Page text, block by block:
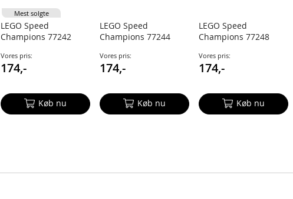
LEGO Speed
Champions 77242
racerbil
Vores pris:
174,-
Køb nu
Mest solgte
LEGO Speed
Champions 77244
W15-racerbil
Vores pris:
174,-
Køb nu
LEGO Speed
Champions 77248
A524-racerbil
Vores pris:
174,-
Køb nu